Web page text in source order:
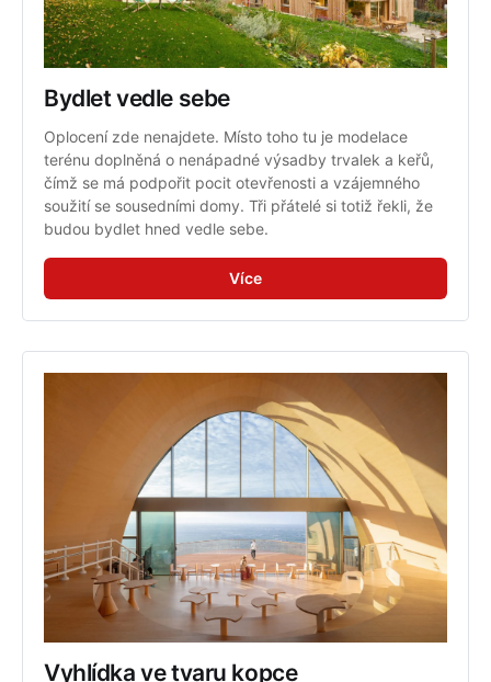
Bydlet vedle sebe
Oplocení zde nenajdete. Místo toho tu je modelace
terénu doplněná o nenápadné výsadby trvalek a keřů,
čímž se má podpořit pocit otevřenosti a vzájemného
soužití se sousedními domy. Tři přátelé si totiž řekli, že
budou bydlet hned vedle sebe.
Více
Vyhlídka ve tvaru kopce